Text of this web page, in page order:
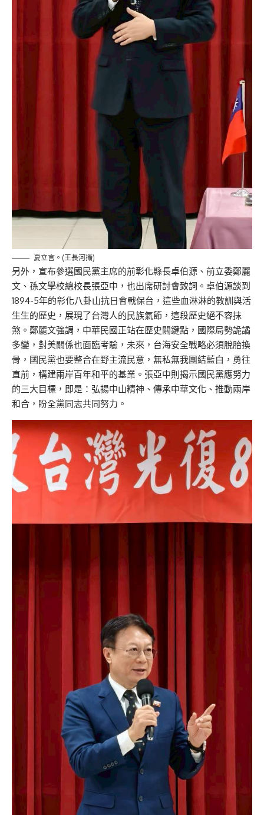
夏立言。(王長河攝)
另外，宣布參選國民黨主席的前彰化縣長卓伯源、前立委鄭麗
文、孫文學校總校長張亞中，也出席研討會致詞。卓伯源談到
1894-5年的彰化八卦山抗日會戰保台，這些血淋淋的教訓與活
生生的歷史，展現了台灣人的民族氣節，這段歷史絕不容抹
煞。鄭麗文強調，中華民國正站在歷史關鍵點，國際局勢詭譎
多變，對美關係也面臨考驗，未來，台海安全戰略必須脫胎換
骨，國民黨也要整合在野主流民意，無私無我團結藍白，勇往
直前，構建兩岸百年和平的基業。張亞中則揭示國民黨應努力
的三大目標，即是：弘揚中山精神、傳承中華文化、推動兩岸
和合，盼全黨同志共同努力。